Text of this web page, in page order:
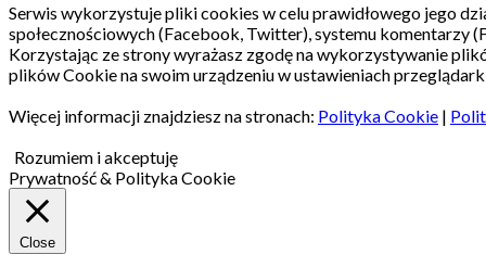
Serwis wykorzystuje pliki cookies w celu prawidłowego jego
społecznościowych (Facebook, Twitter), systemu komentarzy
Korzystając ze strony wyrażasz zgodę na wykorzystywanie
plików Cookie na swoim urządzeniu w ustawieniach
Więcej informacji znajdziesz na stronach: Polityka Cookie |
Rozumiem i akceptuję
Prywatność & Polityka Cookie
Close